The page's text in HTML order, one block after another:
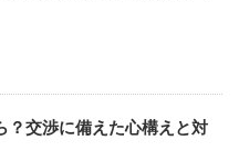
？交渉に備えた心構えと対